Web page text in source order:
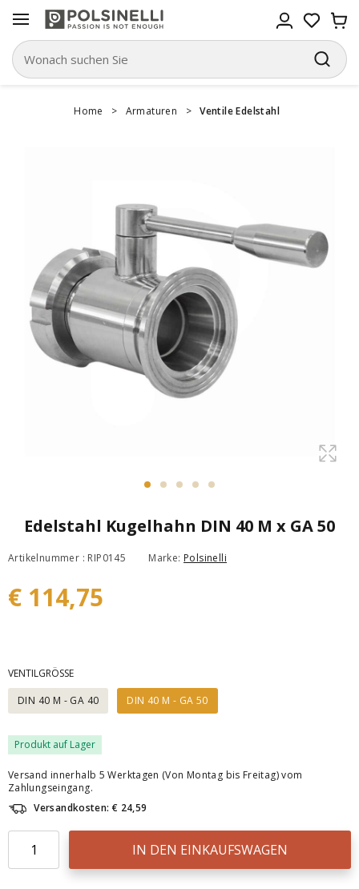
Home > Armaturen > Ventile Edelstahl
Edelstahl Kugelhahn DIN 40 M x GA 50
Artikelnummer : RIP0145 Marke: Polsinelli
€ 114,75
VENTILGRÖSSE
DIN 40 M - GA 40
DIN 40 M - GA 50
Produkt auf Lager
Versand innerhalb 5 Werktagen (Von Montag bis Freitag) vom
Zahlungseingang.
Versandkosten: € 24,59
IN DEN EINKAUFSWAGEN